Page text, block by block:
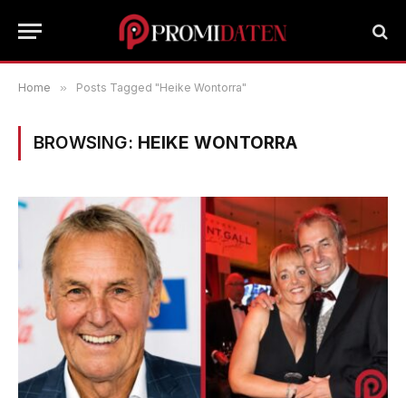
Home » Posts Tagged "Heike Wontorra"
BROWSING: HEIKE WONTORRA